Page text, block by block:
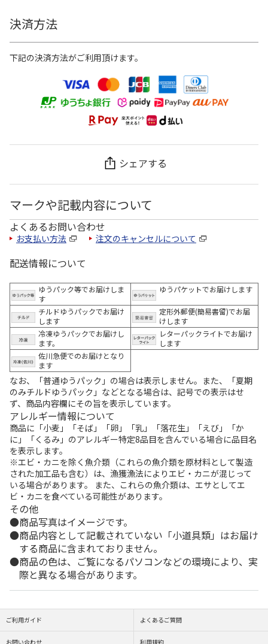
決済方法
下記の決済方法がご利用頂けます。
シェアする
マークや記載内容について
よくあるお問い合わせ
お支払い方法 注文のキャンセルについて
配送情報について
ゆうパック等でお届けしま
す
ゆうパケットでお届けします
チルドゆうパックでお届け
します
定形外郵便(簡易書留)でお届
けします
冷凍ゆうパックでお届けし
ます。
レターパックライトでお届け
します
佐川急便でのお届けとなり
ます
なお、「普通ゆうパック」の場合は表示しません。また、「夏期
のみチルドゆうパック」などとなる場合は、記号での表示はせ
ず、商品内容欄にその旨を表示しています。
アレルギー情報について
商品に「小麦」「そば」「卵」「乳」「落花生」「えび」「か
に」「くるみ」のアレルギー特定8品目を含んでいる場合に品目名
を表示します。
※エビ・カニを除く魚介類（これらの魚介類を原材料として製造
された加工品も含む）は、漁獲漁法によりエビ・カニが混じって
いる場合があります。 また、これらの魚介類は、エサとしてエ
ビ・カニを食べている可能性があります。
その他
商品写真はイメージです。
商品内容として記載されていない「小道具類」はお届け
する商品に含まれておりません。
商品の色は、ご覧になるパソコンなどの環境により、実
際と異なる場合があります。
ご利用ガイド よくあるご質問
お問い合わせ 利用規約